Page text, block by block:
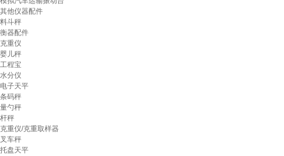
其他仪器配件
料斗秤
衡器配件
克重仪
婴儿秤
工程宝
水分仪
电子天平
条码秤
量勺秤
杆秤
克重仪/克重取样器
叉车秤
托盘天平